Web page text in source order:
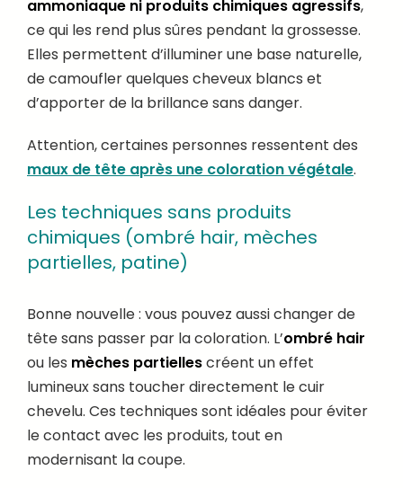
ammoniaque ni produits chimiques agressifs,
ce qui les rend plus sûres pendant la grossesse.
Elles permettent d’illuminer une base naturelle,
de camoufler quelques cheveux blancs et
d’apporter de la brillance sans danger.
Attention, certaines personnes ressentent des
maux de tête après une coloration végétale.
Les techniques sans produits
chimiques (ombré hair, mèches
partielles, patine)
Bonne nouvelle : vous pouvez aussi changer de
tête sans passer par la coloration. L’ombré hair
ou les mèches partiellescréent un effet
lumineux sans toucher directement le cuir
chevelu. Ces techniques sont idéales pour éviter
le contact avec les produits, tout en
modernisant la coupe.